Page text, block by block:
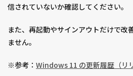
信されていないか確認してください。
また、再起動やサインアウトだけで改
ません。
※参考： Windows 11 の更新履歴（リ